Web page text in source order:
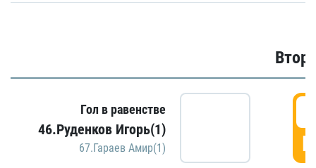
Гол в равенстве
46.Руденков Игорь(1)
67.Гараев Амир(1)